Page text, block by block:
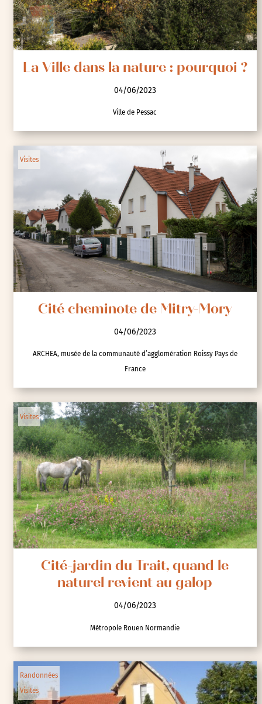
La Ville dans la nature : pourquoi ?
04/06/2023
Ville de Pessac
Visites
Cité cheminote de Mitry-Mory
04/06/2023
ARCHEA, musée de la communauté d’agglomération Roissy Pays de
France
Visites
Cité-jardin du Trait, quand le
naturel revient au galop
04/06/2023
Métropole Rouen Normandie
Randonnées
Visites